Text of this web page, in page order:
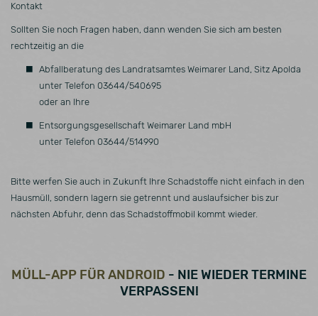
Kontakt
Sollten Sie noch Fragen haben, dann wenden Sie sich am besten
rechtzeitig an die
Abfallberatung des Landratsamtes Weimarer Land, Sitz Apolda
unter Telefon 03644/540695
oder an Ihre
Entsorgungsgesellschaft Weimarer Land mbH
unter Telefon 03644/514990
Bitte werfen Sie auch in Zukunft Ihre Schadstoffe nicht einfach in den
Hausmüll, sondern lagern sie getrennt und auslaufsicher bis zur
nächsten Abfuhr, denn das Schadstoffmobil kommt wieder.
MÜLL-APP FÜR ANDROID - NIE WIEDER TERMINE
VERPASSEN!